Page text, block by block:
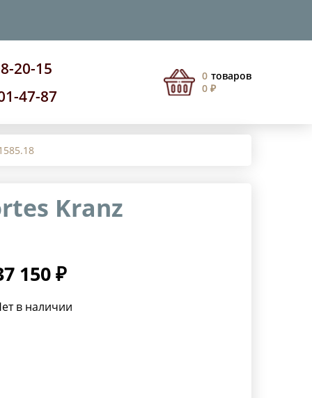
20-15
47-87
0 товаров
0 ₽
Kranz
150 ₽
в наличии